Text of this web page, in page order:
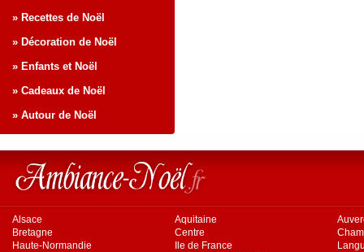
» Recettes de Noël
» Décoration de Noël
» Enfants et Noël
» Cadeaux de Noël
» Autour de Noël
Alsace Aquitaine
Bretagne
Centre
Haute-Normandie
Ile de France